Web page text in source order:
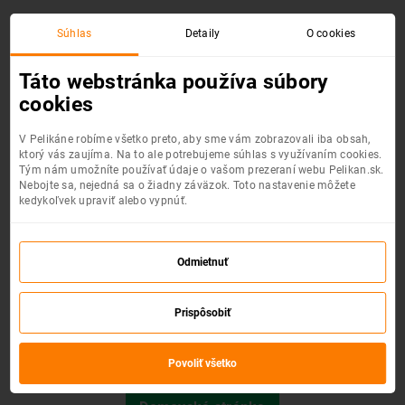
Chyba 404 :(
Požadovaná stránka nebola nájdená.
Súhlas Detaily O cookies
Táto webstránka používa súbory
cookies
V Pelikáne robíme všetko preto, aby sme vám zobrazovali iba obsah,
ktorý vás zaujíma. Na to ale potrebujeme súhlas s využívaním cookies.
Tým nám umožníte používať údaje o vašom prezeraní webu Pelikan.sk.
Nebojte sa, nejedná sa o žiadny záväzok. Toto nastavenie môžete
kedykoľvek upraviť alebo vypnúť.
Odmietnuť
Prispôsobiť
Povoliť všetko